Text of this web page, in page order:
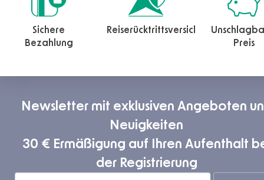
Sichere
Bezahlung
Reiserücktrittsversicherung
Preis
Newsletter mit exklusiven Angeboten
Neuigkeiten
30 € Ermäßigung auf Ihren Aufenthalt
der Registrierung